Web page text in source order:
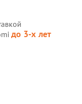
до 3-х лет